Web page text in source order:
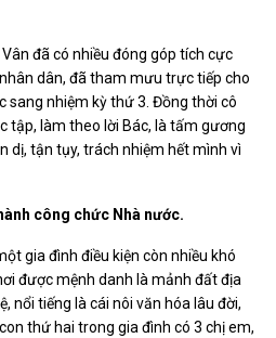
đã có nhiều đóng góp tích cực
dân, đã tham mưu trực tiếp cho
sang nhiệm kỳ thứ 3. Đồng thời cô
tập, làm theo lời Bác, là tấm gương
dị, tận tụy, trách nhiệm hết mình vì
công chức Nhà nước.
gia đình điều kiện còn nhiều khó
được mệnh danh là mảnh đất địa
nổi tiếng là cái nôi văn hóa lâu đời,
thứ hai trong gia đình có 3 chị em,